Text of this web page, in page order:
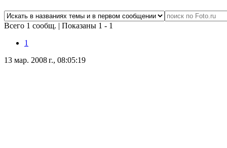
Всего 1 сообщ. | Показаны 1 - 1
1
13 мар. 2008 г., 08:05:19